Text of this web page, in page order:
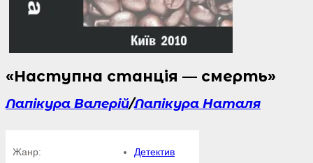
«Наступна станція — смерть»
Лапікура Валерій/Лапікура Наталя
Жанр: Детектив